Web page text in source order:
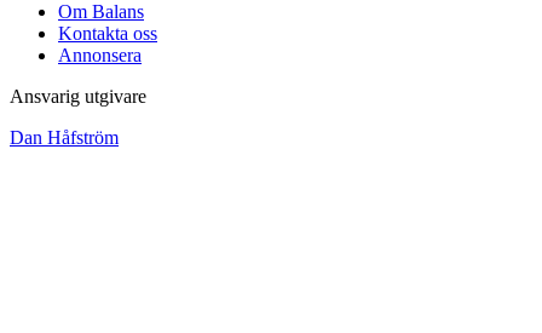
Om Balans
Kontakta oss
Annonsera
Ansvarig utgivare
Dan Håfström